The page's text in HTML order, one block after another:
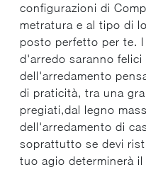
configurazioni di
metratura e al tipo di
posto perfetto per te.
d'arredo saranno
dell'arredamento
di praticità, tra una
pregiati,dal legno
dell'arredamento di
soprattutto se devi
tuo agio determinerà